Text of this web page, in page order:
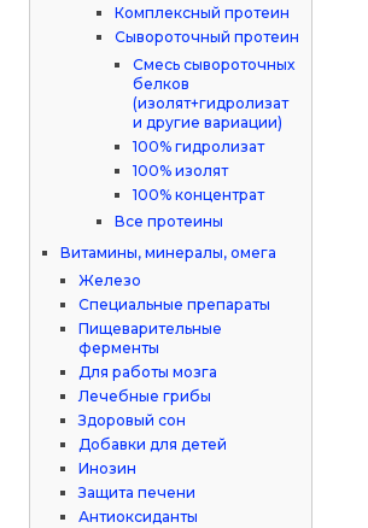
Комплексный протеин
Сывороточный протеин
Смесь сывороточных
белков
(изолят+гидролизат
и другие вариации)
100% гидролизат
100% изолят
100% концентрат
Все протеины
Витамины, минералы, омега
Железо
Специальные препараты
Пищеварительные
ферменты
Для работы мозга
Лечебные грибы
Здоровый сон
Добавки для детей
Инозин
Защита печени
Антиоксиданты